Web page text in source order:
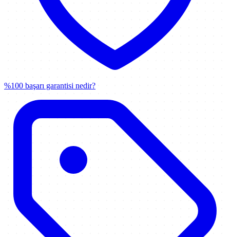
%100 başarı garantisi nedir?